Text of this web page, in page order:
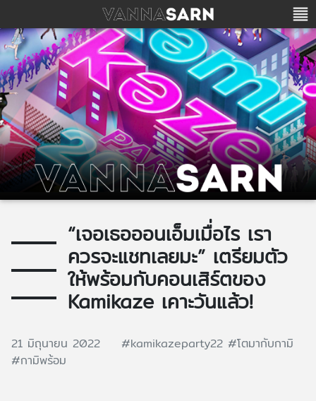
“เจอเธอออนเอ็มเมื่อไร เรา
ควรจะแชทเลยมะ” เตรียมตัว
ให้พร้อมกับคอนเสิร์ตของ
Kamikaze เคาะวันแล้ว!
21 มิถุนายน 2022 #kamikazeparty22 #โตมากับกามิ
#กามิพร้อม